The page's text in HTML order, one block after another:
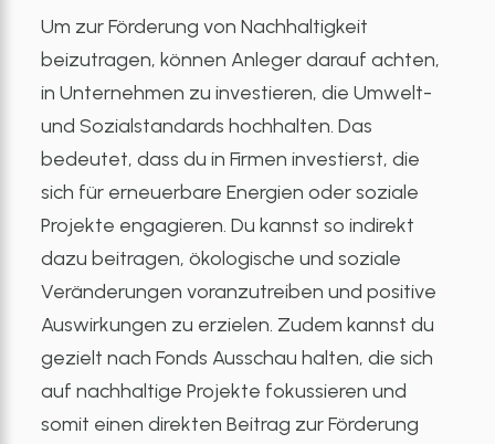
Um zur Förderung von Nachhaltigkeit
beizutragen, können Anleger darauf achten,
in Unternehmen zu investieren, die Umwelt-
und Sozialstandards hochhalten. Das
bedeutet, dass du in Firmen investierst, die
sich für erneuerbare Energien oder soziale
Projekte engagieren. Du kannst so indirekt
dazu beitragen, ökologische und soziale
Veränderungen voranzutreiben und positive
Auswirkungen zu erzielen. Zudem kannst du
gezielt nach Fonds Ausschau halten, die sich
auf nachhaltige Projekte fokussieren und
somit einen direkten Beitrag zur Förderung